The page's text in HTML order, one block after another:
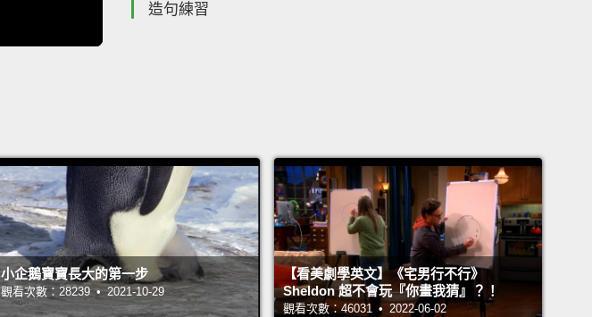
造句練習
小企鵝寶寶長大的第一步
觀看次數：28239 • 2021-10-29
【看美劇學英文】《宅男行不行》
Sheldon 超不會玩『你畫我猜』？！
觀看次數：46031 • 2022-06-02